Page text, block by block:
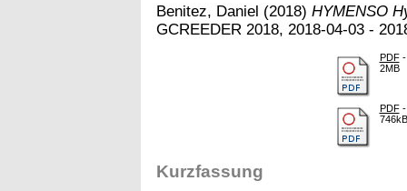
Benitez, Daniel (2018) HYMENSO
GCREEDER 2018, 2018-04-03 -
PDF-
2MB
PDF-
746kB
Kurzfassung